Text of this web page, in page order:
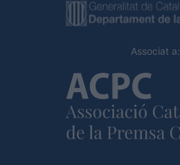
Associat a: